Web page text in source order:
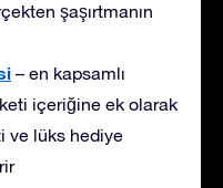
şaşırtmanın
– en kapsamlı
içeriğine ek olarak
ve lüks hediye